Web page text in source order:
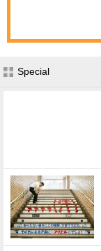
Special